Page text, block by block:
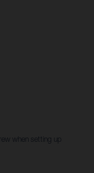
when setting up